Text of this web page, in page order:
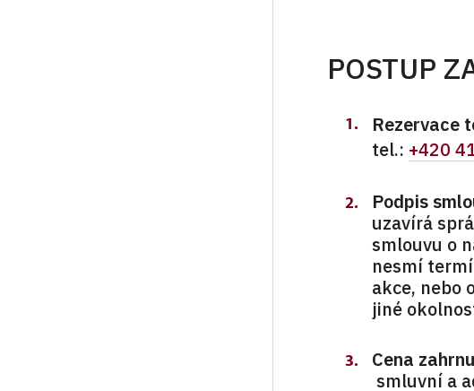
POSTUP
Rezervace
tel.: +420
Podpis
uzavírá
smlouvu o
nesmí
akce, nebo
jiné
Cena
smluvní a